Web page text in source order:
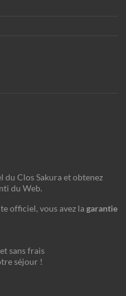
du Clos Sakura et obtenez
du Web.
officiel, vous avez lagarantie
sans frais
séjour !